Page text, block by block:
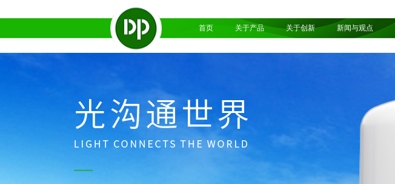
首页 关于产品 关于创新 新闻与观点